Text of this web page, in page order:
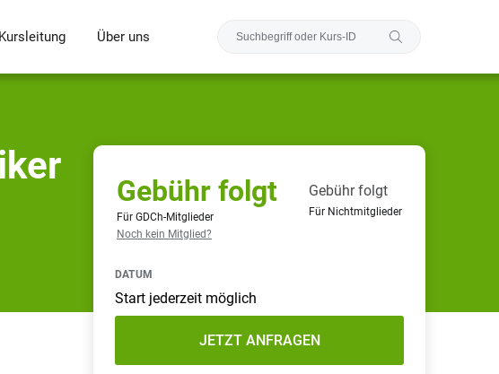
Kursleitung Über uns
Gebühr folgt
Für GDCh-Mitglieder
Noch kein Mitglied?
Gebühr folgt
Für Nichtmitglieder
DATUM
Start jederzeit möglich
JETZT ANFRAGEN